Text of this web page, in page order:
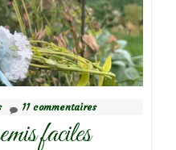
11 commentaires
faciles